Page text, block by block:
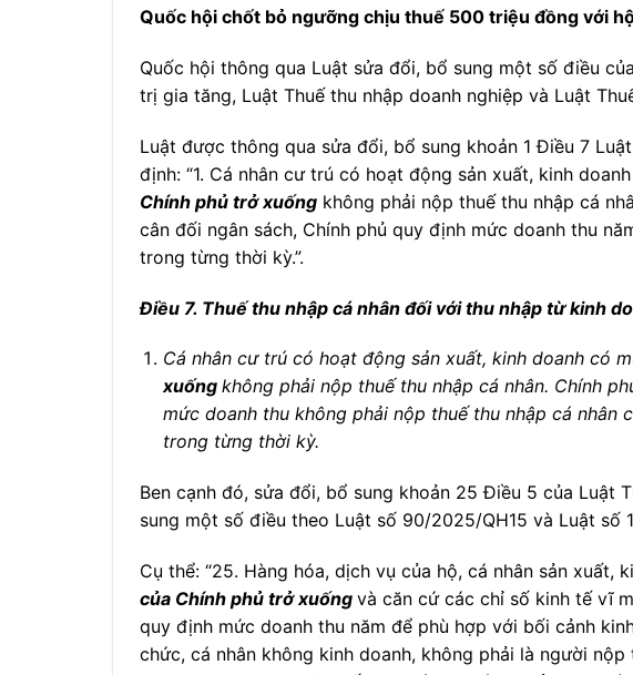
Quốc hội chốt bỏ ngưỡng chịu thuế 500 triệu đồng với
Quốc hội thông qua Luật sửa đổi, bổ sung một số điều
trị gia tăng, Luật Thuế thu nhập doanh nghiệp và Luật
Luật được thông qua sửa đổi, bổ sung khoản 1 Điều 7
định: “1. Cá nhân cư trú có hoạt động sản xuất, kinh
Chính phủ trở xuống không phải nộp thuế thu nhập cá
cân đối ngân sách, Chính phủ quy định mức doanh thu
trong từng thời kỳ.”.
Điều 7. Thuế thu nhập cá nhân đối với thu nhập từ kinh
Cá nhân cư trú có hoạt động sản xuất, kinh doanh có
xuống không phải nộp thuế thu nhập cá nhân. Chính
mức doanh thu không phải nộp thuế thu nhập cá nhân
trong từng thời kỳ.
Ben cạnh đó, sửa đổi, bổ sung khoản 25 Điều 5 của
sung một số điều theo Luật số 90/2025/QH15 và Luật số
Cụ thể: “25. Hàng hóa, dịch vụ của hộ, cá nhân sản xuất,
của Chính phủ trở xuống và căn cứ các chỉ số kinh tế vĩ
quy định mức doanh thu năm để phù hợp với bối cảnh
chức, cá nhân không kinh doanh, không phải là người